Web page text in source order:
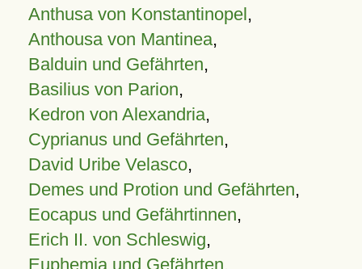
Anthusa von Konstantinopel,
Anthousa von Mantinea,
Balduin und Gefährten,
Basilius von Parion,
Kedron von Alexandria,
Cyprianus und Gefährten,
David Uribe Velasco,
Demes und Protion und Gefährten,
Eocapus und Gefährtinnen,
Erich II. von Schleswig,
Euphemia und Gefährten,